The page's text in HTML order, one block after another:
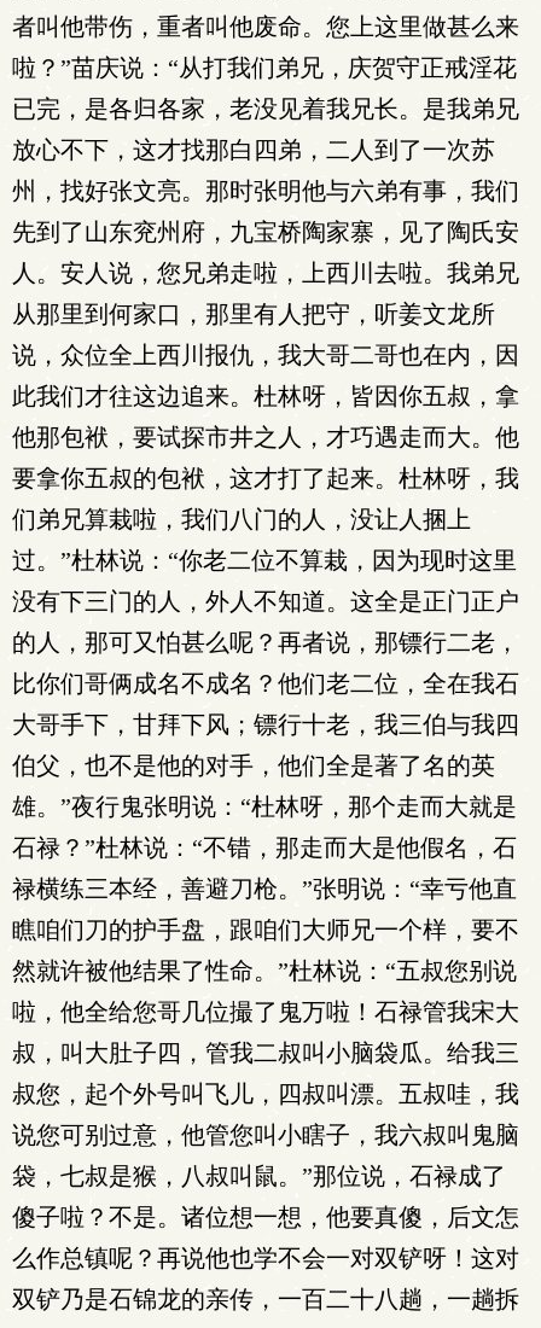
者叫他带伤，重者叫他废命。您上这里做甚么来
啦？”苗庆说：“从打我们弟兄，庆贺守正戒淫花
已完，是各归各家，老没见着我兄长。是我弟兄
放心不下，这才找那白四弟，二人到了一次苏
州，找好张文亮。那时张明他与六弟有事，我们
先到了山东兖州府，九宝桥陶家寨，见了陶氏安
人。安人说，您兄弟走啦，上西川去啦。我弟兄
从那里到何家口，那里有人把守，听姜文龙所
说，众位全上西川报仇，我大哥二哥也在内，因
此我们才往这边追来。杜林呀，皆因你五叔，拿
他那包袱，要试探市井之人，才巧遇走而大。他
要拿你五叔的包袱，这才打了起来。杜林呀，我
们弟兄算栽啦，我们八门的人，没让人捆上
过。”杜林说：“你老二位不算栽，因为现时这里
没有下三门的人，外人不知道。这全是正门正户
的人，那可又怕甚么呢？再者说，那镖行二老，
比你们哥俩成名不成名？他们老二位，全在我石
大哥手下，甘拜下风；镖行十老，我三伯与我四
伯父，也不是他的对手，他们全是著了名的英
雄。”夜行鬼张明说：“杜林呀，那个走而大就是
石禄？”杜林说：“不错，那走而大是他假名，石
禄横练三本经，善避刀枪。”张明说：“幸亏他直
瞧咱们刀的护手盘，跟咱们大师兄一个样，要不
然就许被他结果了性命。”杜林说：“五叔您别说
啦，他全给您哥几位撮了鬼万啦！石禄管我宋大
叔，叫大肚子四，管我二叔叫小脑袋瓜。给我三
叔您，起个外号叫飞儿，四叔叫漂。五叔哇，我
说您可别过意，他管您叫小瞎子，我六叔叫鬼脑
袋，七叔是猴，八叔叫鼠。”那位说，石禄成了
傻子啦？不是。诸位想一想，他要真傻，后文怎
么作总镇呢？再说他也学不会一对双铲呀！这对
双铲乃是石锦龙的亲传，一百二十八趟，一趟拆